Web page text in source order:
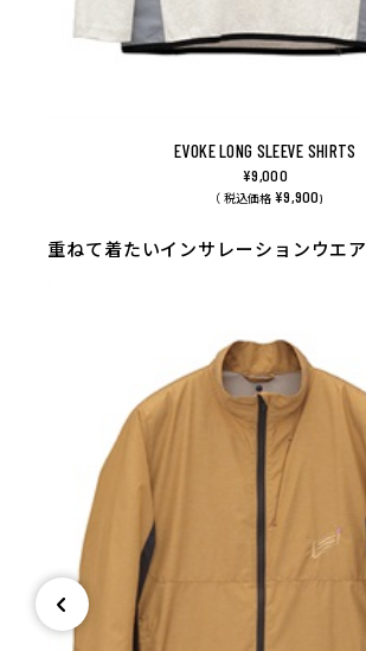
EVOKE LONG SLEEVE SHIRTS
¥9,000
（ 税込価格 ¥9,900)
重ねて着たいインサレーションウエア